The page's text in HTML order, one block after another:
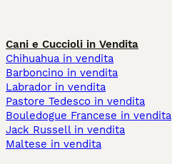
Cani e Cuccioli in Vendita
Chihuahua in vendita
Barboncino in vendita
Labrador in vendita
Pastore Tedesco in vendita
Bouledogue Francese in vendita
Jack Russell in vendita
Maltese in vendita